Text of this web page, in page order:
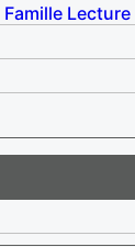
Famille Lecture